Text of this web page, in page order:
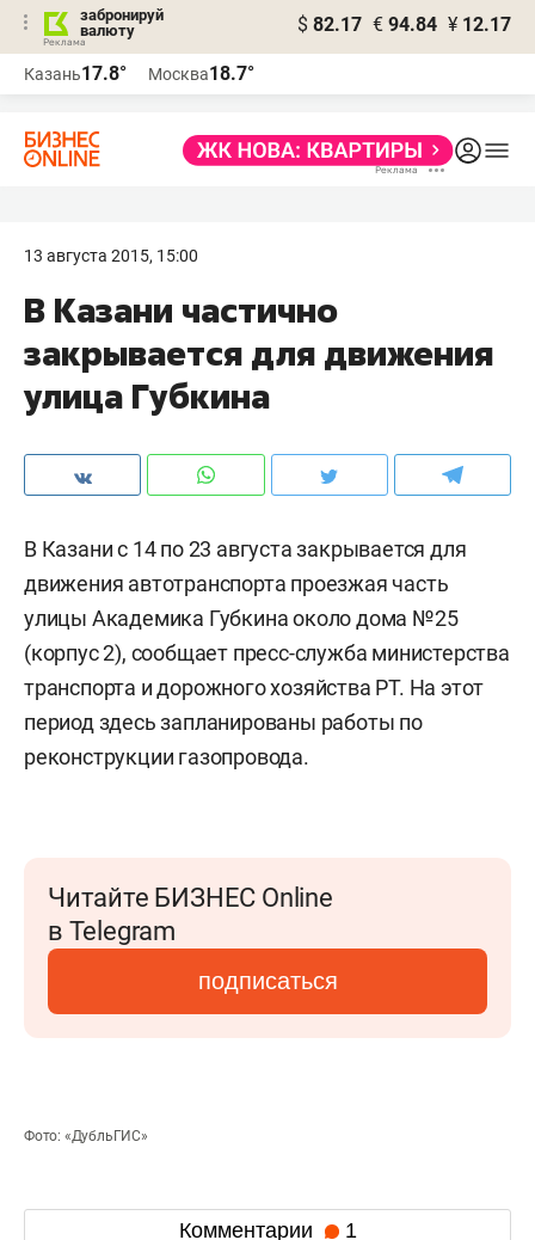
забронируй
валюту
$ 82.17 € 94.84 ¥ 12.17
Казань17.8° Москва18.7°
13 августа 2015, 15:00
В Казани частично
закрывается для движения
улица Губкина
В Казани с 14 по 23 августа закрывается для
движения автотранспорта проезжая часть
улицы Академика Губкина около дома №25
(корпус 2), сообщает пресс-служба министерства
транспорта и дорожного хозяйства РТ. На этот
период здесь запланированы работы по
реконструкции газопровода.
Читайте БИЗНЕС Online
в Telegram
подписаться
Фото: «ДубльГИС»
Комментарии 1